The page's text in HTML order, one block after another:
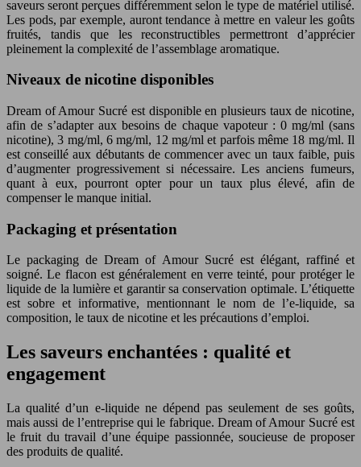
saveurs seront perçues différemment selon le type de matériel utilisé.
Les pods, par exemple, auront tendance à mettre en valeur les goûts
fruités, tandis que les reconstructibles permettront d’apprécier
pleinement la complexité de l’assemblage aromatique.
Niveaux de nicotine disponibles
Dream of Amour Sucré est disponible en plusieurs taux de nicotine,
afin de s’adapter aux besoins de chaque vapoteur : 0 mg/ml (sans
nicotine), 3 mg/ml, 6 mg/ml, 12 mg/ml et parfois même 18 mg/ml. Il
est conseillé aux débutants de commencer avec un taux faible, puis
d’augmenter progressivement si nécessaire. Les anciens fumeurs,
quant à eux, pourront opter pour un taux plus élevé, afin de
compenser le manque initial.
Packaging et présentation
Le packaging de Dream of Amour Sucré est élégant, raffiné et
soigné. Le flacon est généralement en verre teinté, pour protéger le
liquide de la lumière et garantir sa conservation optimale. L’étiquette
est sobre et informative, mentionnant le nom de l’e-liquide, sa
composition, le taux de nicotine et les précautions d’emploi.
Les saveurs enchantées : qualité et
engagement
La qualité d’un e-liquide ne dépend pas seulement de ses goûts,
mais aussi de l’entreprise qui le fabrique. Dream of Amour Sucré est
le fruit du travail d’une équipe passionnée, soucieuse de proposer
des produits de qualité.